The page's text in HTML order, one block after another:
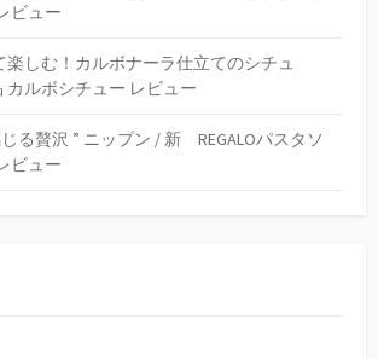
ビュー
楽しむ！カルボナーラ仕立てのシチュ
カルボシチュー レビュー
る贅沢 ” ニップン / 新 REGALOパスタソ
ビュー